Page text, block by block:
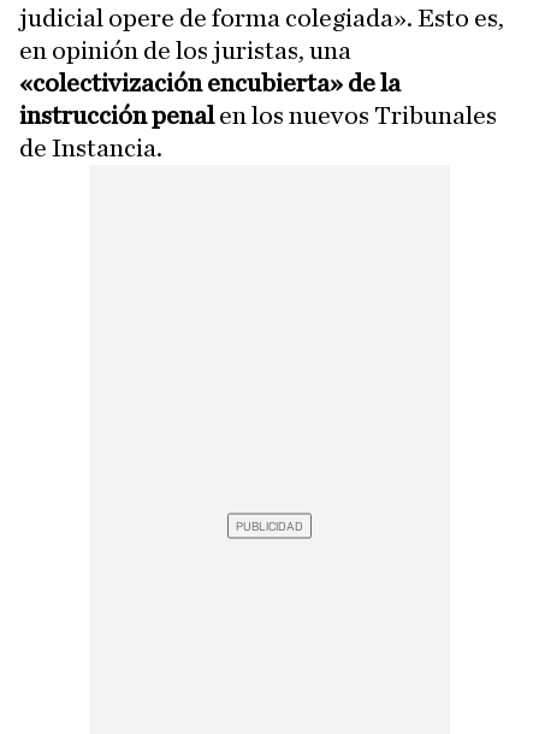
judicial opere de forma colegiada». Esto es,
en opinión de los juristas, una
«colectivización encubierta» de la
instrucción penalen los nuevos Tribunales
de Instancia.